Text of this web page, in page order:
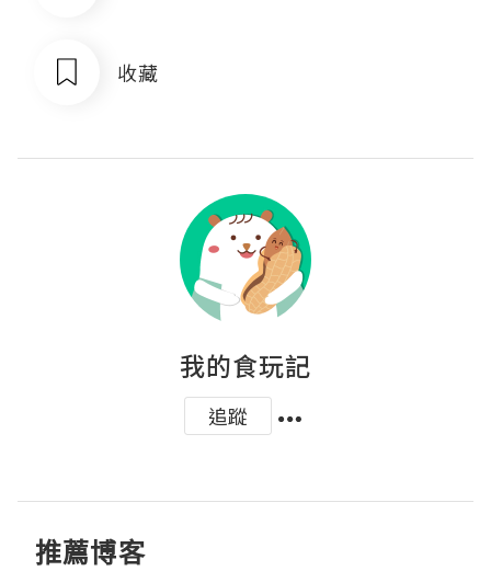
收藏
我的食玩記
追蹤
推薦博客